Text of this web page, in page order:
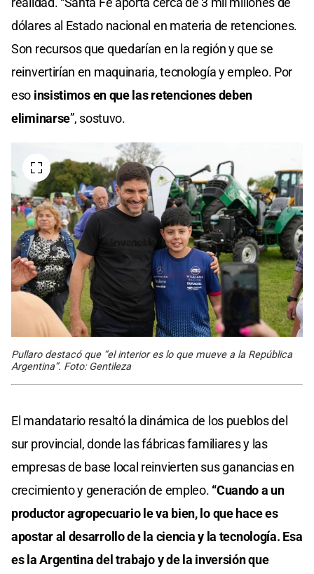
dólares al Estado nacional en materia de retenciones.
Son recursos que quedarían en la región y que se
reinvertirían en maquinaria, tecnología y empleo. Por
eso insistimos en que las retenciones deben
eliminarse”, sostuvo.
Pullaro destacó que “el interior es lo que mueve a la República
Argentina”. Foto: Gentileza
El mandatario resaltó la dinámica de los pueblos del
sur provincial, donde las fábricas familiares y las
empresas de base local reinvierten sus ganancias en
crecimiento y generación de empleo. “Cuando a un
productor agropecuario le va bien, lo que hace es
apostar al desarrollo de la ciencia y la tecnología. Esa
es la Argentina del trabajo y de la inversión que